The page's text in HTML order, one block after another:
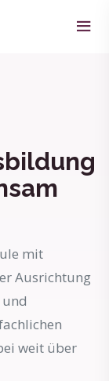
mit
Ausrichtung
weit über